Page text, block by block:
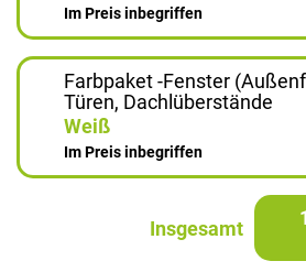
Im Preis inbegriffen
Farbpaket -Fenster
Türen, Dachlüberstände
Weiß
Im Preis inbegriffen
Insgesamt